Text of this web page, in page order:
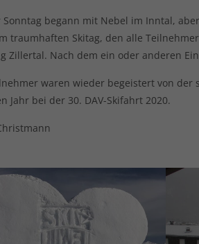
Sonntag begann mit Nebel im Inntal,
traumhaften Skitag, den alle
Zillertal. Nach dem ein oder anderen
waren wieder begeistert von der
Jahr bei der 30. DAV-Skifahrt 2020.